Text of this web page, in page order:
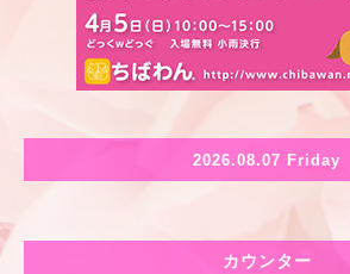
2026.08.07 Friday
カウンター